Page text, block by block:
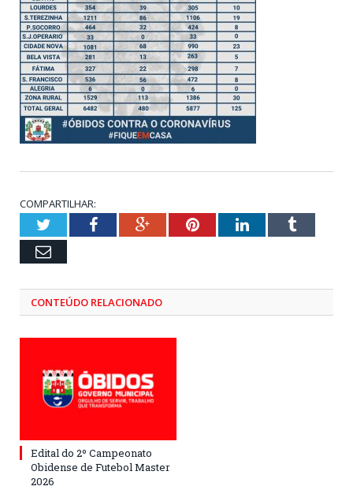
COMPARTILHAR:
TwitterFacebookGoogle+PinterestLinkedInTumblr
Email
CONTEÚDO RELACIONADO
Edital do 2º Campeonato
Obidense de Futebol Master
2026